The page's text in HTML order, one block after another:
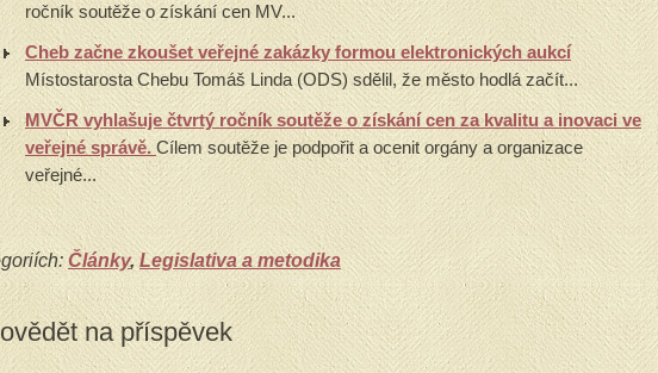
ročník soutěže o získání cen MV...
Cheb začne zkoušet veřejné zakázky formou elektronických aukcí
Místostarosta Chebu Tomáš Linda (ODS) sdělil, že město hodlá začít...
MVČR vyhlašuje čtvrtý ročník soutěže o získání cen za kvalitu a inovaci ve
veřejné správě. Cílem soutěže je podpořit a ocenit orgány a organizace
veřejné...
Články, Legislativa a metodika
na příspěvek